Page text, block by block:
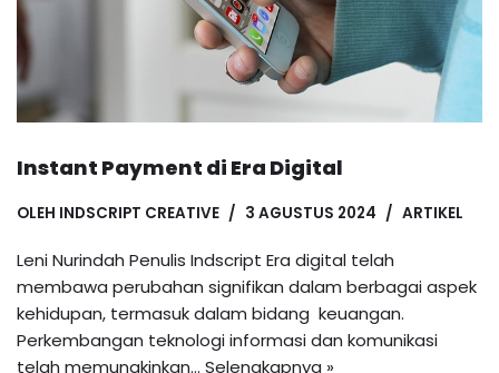
Instant Payment di Era Digital
OLEH INDSCRIPT CREATIVE 3 AGUSTUS 2024 ARTIKEL
Leni Nurindah Penulis Indscript Era digital telah
membawa perubahan signifikan dalam berbagai aspek
kehidupan, termasuk dalam bidang keuangan.
Perkembangan teknologi informasi dan komunikasi
telah memungkinkan… Selengkapnya »